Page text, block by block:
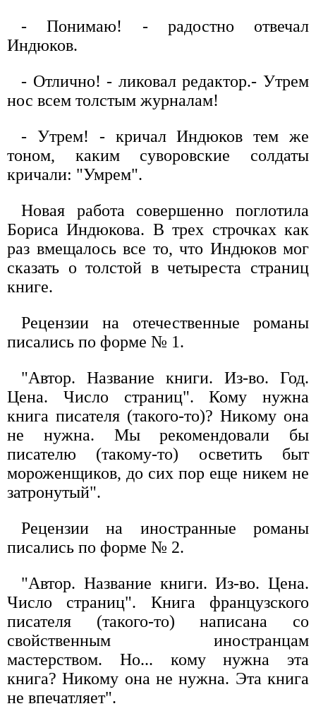
- Понимаю! - радостно отвечал
Индюков.
- Отлично! - ликовал редактор.- Утрем
нос всем толстым журналам!
- Утрем! - кричал Индюков тем же
тоном, каким суворовские солдаты
кричали: "Умрем".
Новая работа совершенно поглотила
Бориса Индюкова. В трех строчках как
раз вмещалось все то, что Индюков мог
сказать о толстой в четыреста страниц
книге.
Рецензии на отечественные романы
писались по форме № 1.
"Автор. Название книги. Из-во. Год.
Цена. Число страниц". Кому нужна
книга писателя (такого-то)? Никому она
не нужна. Мы рекомендовали бы
писателю (такому-то) осветить быт
мороженщиков, до сих пор еще никем не
затронутый".
Рецензии на иностранные романы
писались по форме № 2.
"Автор. Название книги. Из-во. Цена.
Число страниц". Книга французского
писателя (такого-то) написана со
свойственным иностранцам
мастерством. Но... кому нужна эта
книга? Никому она не нужна. Эта книга
не впечатляет".